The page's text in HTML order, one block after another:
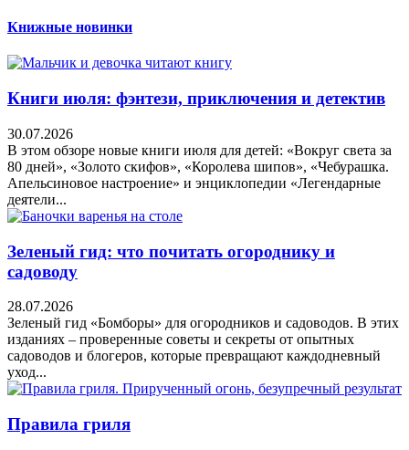
Книжные новинки
Книги июля: фэнтези, приключения и детектив
30.07.2026
В этом обзоре новые книги июля для детей: «Вокруг света за
80 дней», «Золото скифов», «Королева шипов», «Чебурашка.
Апельсиновое настроение» и энциклопедии «Легендарные
деятели...
Зеленый гид: что почитать огороднику и
садоводу
28.07.2026
Зеленый гид «Бомборы» для огородников и садоводов. В этих
изданиях – проверенные советы и секреты от опытных
садоводов и блогеров, которые превращают каждодневный
уход...
Правила гриля